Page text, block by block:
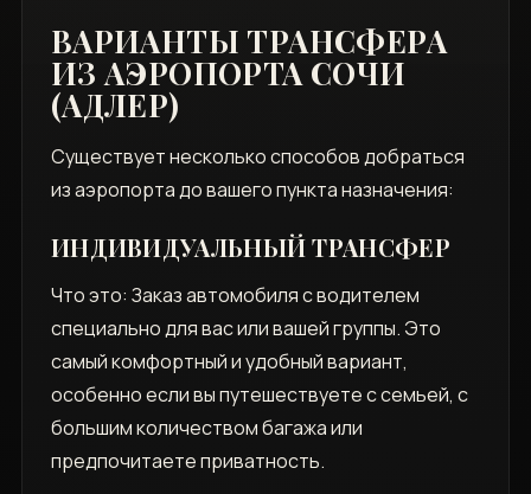
ВАРИАНТЫ ТРАНСФЕРА
ИЗ АЭРОПОРТА СОЧИ
(АДЛЕР)
Существует несколько способов добраться
из аэропорта до вашего пункта назначения:
ИНДИВИДУАЛЬНЫЙ ТРАНСФЕР
Что это: Заказ автомобиля с водителем
специально для вас или вашей группы. Это
самый комфортный и удобный вариант‚
особенно если вы путешествуете с семьей‚ с
большим количеством багажа или
предпочитаете приватность.